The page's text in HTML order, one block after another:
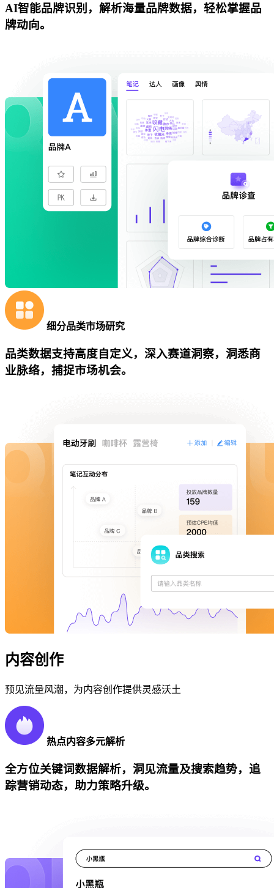
AI智能品牌识别，解析海量品牌数据，轻松掌握品
牌动向。
细分品类市场研究
品类数据支持高度自定义，深入赛道洞察，洞悉商
业脉络，捕捉市场机会。
内容创作
预见流量风潮，为内容创作提供灵感沃土
热点内容多元解析
全方位关键词数据解析，洞见流量及搜索趋势，追
踪营销动态，助力策略升级。